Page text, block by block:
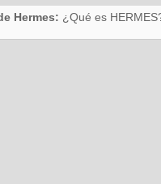
Hermes: ¿Qué es